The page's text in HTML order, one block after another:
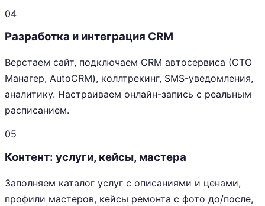
04
Разработка и интеграция CRM
Верстаем сайт, подключаем CRM автосервиса (СТО
Манагер, AutoCRM), коллтрекинг, SMS-уведомления,
аналитику. Настраиваем онлайн-запись с реальным
расписанием.
05
Контент: услуги, кейсы, мастера
Заполняем каталог услуг с описаниями и ценами,
профили мастеров, кейсы ремонта с фото до/после,